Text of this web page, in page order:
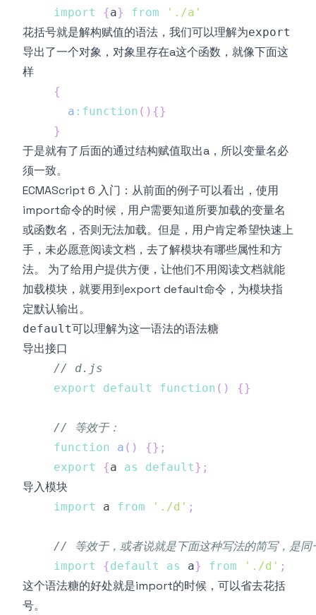
import
{a} from './a'
花括号就是解构赋值的语法，我们可以理解为export
导出了一个对象，对象里存在a这个函数，就像下面这
样
{
a : function ( ) {}
}
于是就有了后面的通过结构赋值取出a，所以变量名必
须一致。
ECMAScript 6 入门：从前面的例子可以看出，使用
import命令的时候，用户需要知道所要加载的变量名
或函数名，否则无法加载。但是，用户肯定希望快速上
手，未必愿意阅读文档，去了解模块有哪些属性和方
法。 为了给用户提供方便，让他们不用阅读文档就能
加载模块，就要用到export default命令，为模块指
定默认输出。
default可以理解为这一语法的语法糖
导出接口
// d.js
export
default function ( ) {}
// 等效于：
function
a ( ) {} ;
export
{a as default} ;
导入模块
import a from './d' ;
// 等效于，或者说就是下面这种写法的简写，是同
import
{default as a} from './d' ;
这个语法糖的好处就是import的时候，可以省去花括
号。